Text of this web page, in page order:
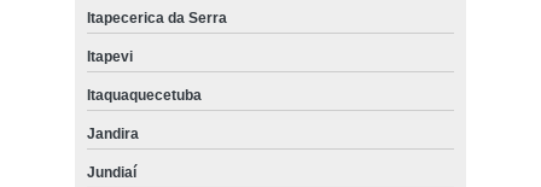
Itapecerica da Serra
Itapevi
Itaquaquecetuba
Jandira
Jundiaí